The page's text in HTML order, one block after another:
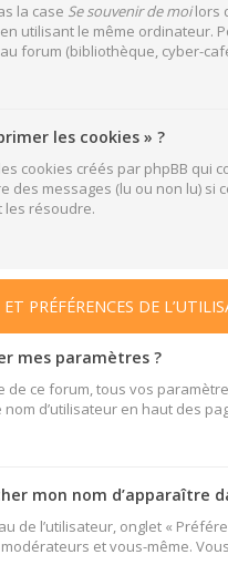
la case Se souvenir de moilors
utilisant le même ordinateur.
forum (bibliothèque, cyber-
les cookies » ?
cookies créés par phpBB
des messages (lu ou non lu)
les résoudre.
PRÉFÉRENCES DE
mes paramètres ?
de ce forum, tous vos
d’utilisateur en haut des
mon nom d’apparaître
de l’utilisateur, onglet «
et vous-même.